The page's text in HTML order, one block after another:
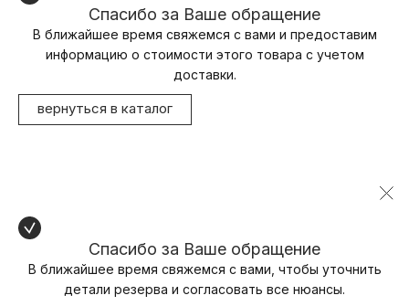
Спасибо за Ваше обращение
В ближайшее время свяжемся с вами и предоставим
информацию о стоимости этого товара с учетом
доставки.
вернуться в каталог
Спасибо за Ваше обращение
В ближайшее время свяжемся с вами, чтобы уточнить
детали резерва и согласовать все нюансы.